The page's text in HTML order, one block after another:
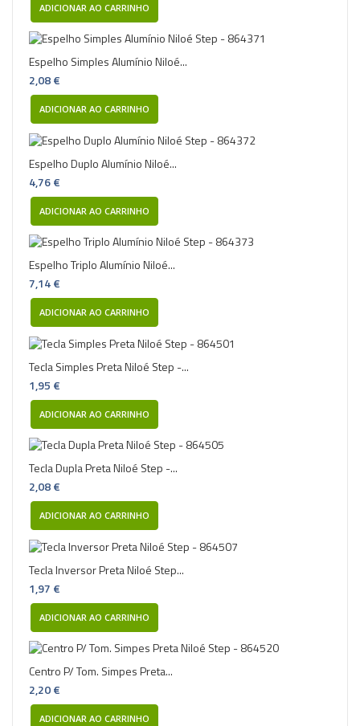
ADICIONAR AO CARRINHO
Espelho Simples Alumínio Niloé...
2,08 €
ADICIONAR AO CARRINHO
Espelho Duplo Alumínio Niloé...
4,76 €
ADICIONAR AO CARRINHO
Espelho Triplo Alumínio Niloé...
7,14 €
ADICIONAR AO CARRINHO
Tecla Simples Preta Niloé Step -...
1,95 €
ADICIONAR AO CARRINHO
Tecla Dupla Preta Niloé Step -...
2,08 €
ADICIONAR AO CARRINHO
Tecla Inversor Preta Niloé Step...
1,97 €
ADICIONAR AO CARRINHO
Centro P/ Tom. Simpes Preta...
2,20 €
ADICIONAR AO CARRINHO